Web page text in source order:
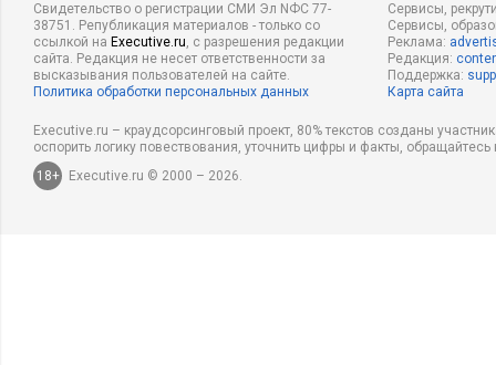
Свидетельство о регистрации СМИ Эл NФС 77-
38751. Републикация материалов - только со
ссылкой на Executive.ru, с разрешения редакции
сайта. Редакция не несет ответственности за
высказывания пользователей на сайте.
Политика обработки персональных данных
Сервисы,
Сервисы,
Реклама:
Редакция:
Поддержка:
Карта сайта
Executive.ru – краудсорсинговый проект, 80% текстов созданы
оспорить логику повествования, уточнить цифры и факты,
18+
Executive.ru © 2000 – 2026.